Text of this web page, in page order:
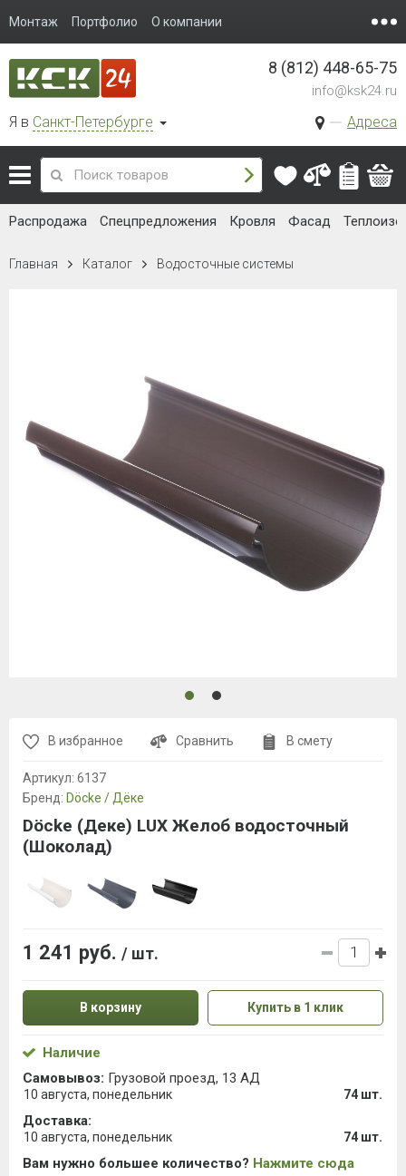
Монтаж Портфолио О компании
Я в Санкт-Петербурге Адреса
8 (812) 448-65-75
info@ksk24.ru
Распродажа Спецпредложения Кровля Фасад
Главная Каталог Водосточные системы
В избранное Сравнить В смету
Артикул: 6137
Бренд: Döcke / Дёке
Döcke (Деке) LUX Желоб водосточный
(Шоколад)
1 241 руб. / шт.
В корзину Купить в 1 клик
Наличие
Самовывоз: Грузовой проезд, 13 АД
10 августа, понедельник 74 шт.
Доставка:
10 августа, понедельник 74 шт.
Вам нужно большее количество? Нажмите сюда